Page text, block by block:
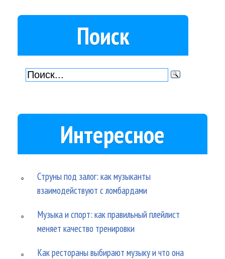
Поиск
Интересное
Струны под залог: как музыканты
взаимодействуют с ломбардами
Музыка и спорт: как правильный плейлист
меняет качество тренировки
Как рестораны выбирают музыку и что она